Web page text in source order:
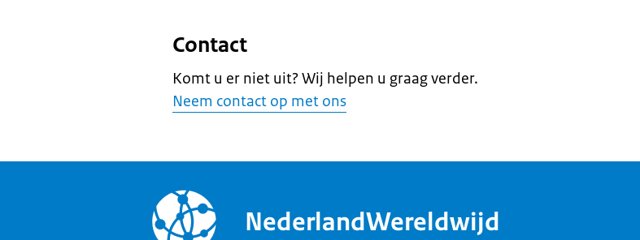
Contact
Komt u er niet uit? Wij helpen u graag verder.
Neem contact op met ons
NederlandWereldwijd